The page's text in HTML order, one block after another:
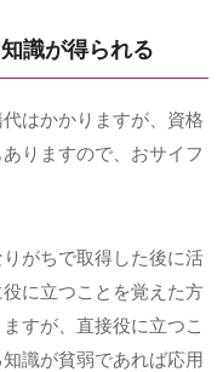
識が得られる
はかかりますが、資格
りますので、おサイフ
がちで取得した後に活
に立つことを覚えた方
すが、直接役に立つこ
識が貧弱であれば応用